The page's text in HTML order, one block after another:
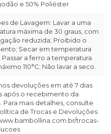
e 50% Poliéster
de Lavagem: Lavar a uma
máxima de 30 graus, com
reduzida; Proibido o
Secar em temperatura
Passar a ferro a temperatura
110°C; Não lavar a seco.
devoluções em até 7 dias
após o recebimento da
Para mais detalhes, consulte
de Trocas e Devoluções:
trocas-